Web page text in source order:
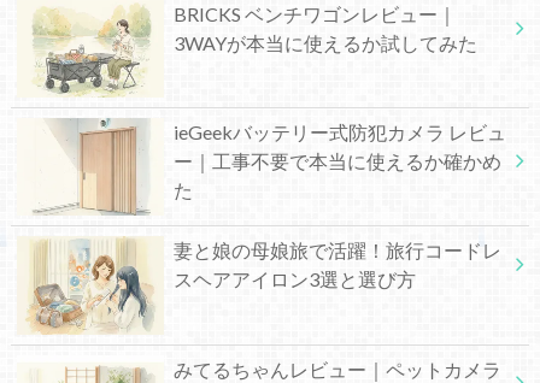
BRICKS ベンチワゴンレビュー｜
3WAYが本当に使えるか試してみた
ieGeekバッテリー式防犯カメラ レビュ
ー｜工事不要で本当に使えるか確かめ
た
妻と娘の母娘旅で活躍！旅行コードレ
スヘアアイロン3選と選び方
みてるちゃんレビュー｜ペットカメラ